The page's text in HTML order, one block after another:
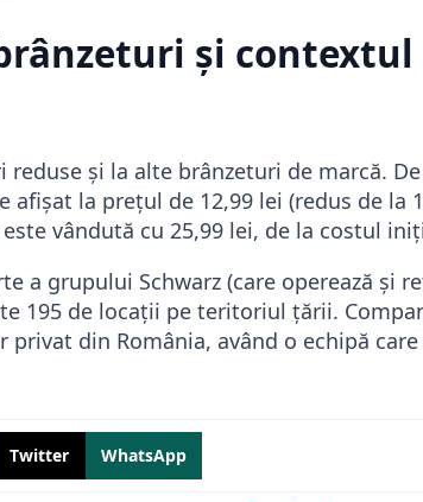
și contextul
și la alte brânzeturi de marcă.
afișat la prețul de 12,99 lei (redus de la
vândută cu 25,99 lei, de la costul
a grupului Schwarz (care operează și
195 de locații pe teritoriul țării.
privat din România, având o echipă
Twitter WhatsApp